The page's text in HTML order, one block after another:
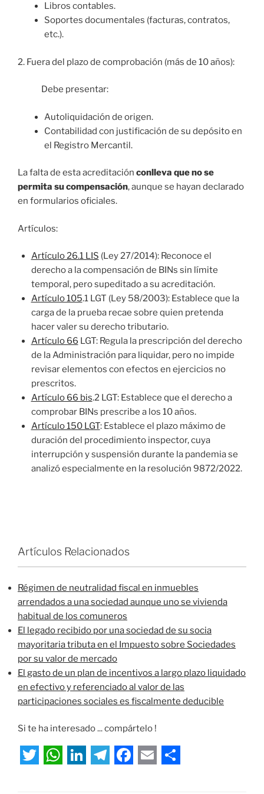
Libros contables.
Soportes documentales (facturas, contratos,
etc.).
2. Fuera del plazo de comprobación (más de 10 años):
Debe presentar:
Autoliquidación de origen.
Contabilidad con justificación de su depósito en
el Registro Mercantil.
La falta de esta acreditación conlleva que no se
permita su compensación, aunque se hayan declarado
en formularios oficiales.
Artículos:
Artículo 26.1 LIS (Ley 27/2014): Reconoce el
derecho a la compensación de BINs sin límite
temporal, pero supeditado a su acreditación.
Artículo 105.1 LGT (Ley 58/2003): Establece que la
carga de la prueba recae sobre quien pretenda
hacer valer su derecho tributario.
Artículo 66 LGT: Regula la prescripción del derecho
de la Administración para liquidar, pero no impide
revisar elementos con efectos en ejercicios no
prescritos.
Artículo 66 bis.2 LGT: Establece que el derecho a
comprobar BINs prescribe a los 10 años.
Artículo 150 LGT: Establece el plazo máximo de
duración del procedimiento inspector, cuya
interrupción y suspensión durante la pandemia se
analizó especialmente en la resolución 9872/2022.
Artículos Relacionados
Régimen de neutralidad fiscal en inmuebles
arrendados a una sociedad aunque uno se vivienda
habitual de los comuneros
El legado recibido por una sociedad de su socia
mayoritaria tributa en el Impuesto sobre Sociedades
por su valor de mercado
El gasto de un plan de incentivos a largo plazo liquidado
en efectivo y referenciado al valor de las
participaciones sociales es fiscalmente deducible
Si te ha interesado ... compártelo !